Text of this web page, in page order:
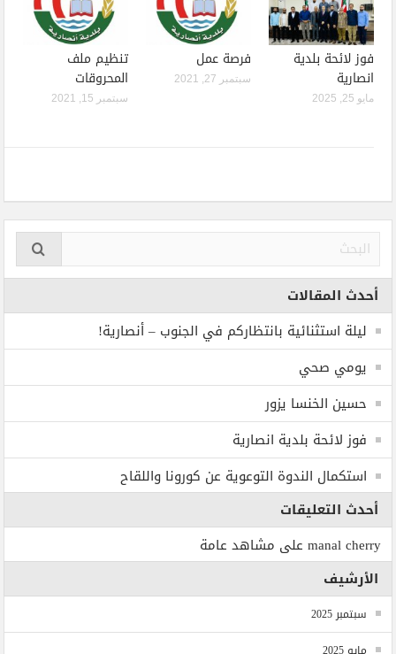
فوز لائحة بلدية
انصارية
مايو 25, 2025
فرصة عمل
سبتمبر 27, 2021
تنظيم ملف
المحروقات
سبتمبر 15, 2021
أحدث المقالات
ليلة استثنائية بانتظاركم في الجنوب – أنصارية!
يومي صحي
حسين الخنسا يزور
فوز لائحة بلدية انصارية
استكمال الندوة التوعوية عن كورونا واللقاح
أحدث التعليقات
manal cherry على مشاهد عامة
الأرشيف
سبتمبر 2025